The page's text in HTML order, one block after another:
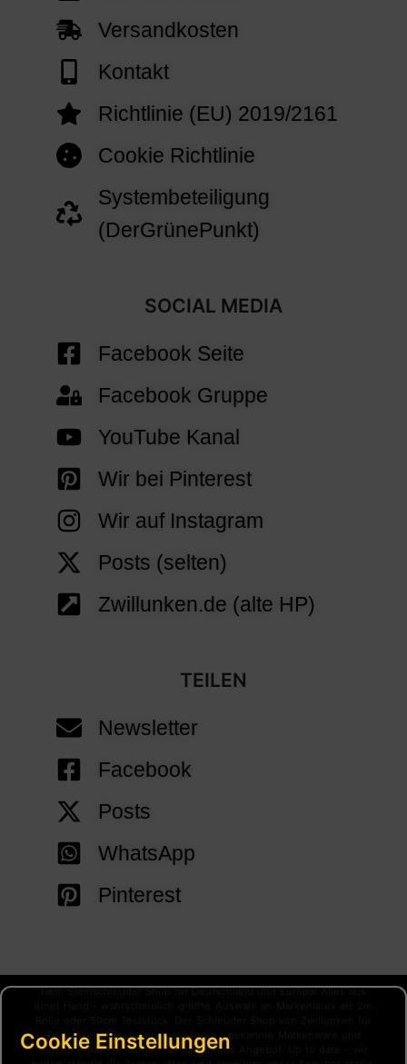
Cookie Einstellungen
Versandkosten
Kontakt
Richtlinie (EU) 2019/2161
Cookie Richtlinie
Systembeteiligung
(DerGrünePunkt)
SOCIAL MEDIA
Facebook Seite
Facebook Gruppe
YouTube Kanal
Wir bei Pinterest
Wir auf Instagram
Posts (selten)
Zwillunken.de (alte HP)
TEILEN
Newsletter
Facebook
Posts
WhatsApp
Pinterest
Dein Steinschleuder Shop für Deutschland und Europa! Alles aus
Zwillunken. Hersteller unabhängig - bekannte Markenware und
eigene Produkte sorgen für ein breites Angebot. Up to date - wir